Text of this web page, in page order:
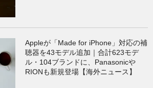
Appleが「Made for iPhone」対応の補
聴器を43モデル追加｜合計623モデ
ル・104ブランドに、Panasonicや
RIONも新規登場【海外ニュース】